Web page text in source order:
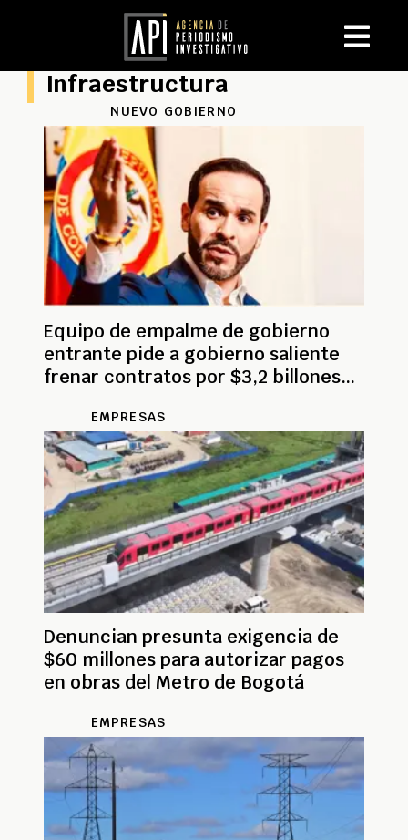
Infraestructura
NUEVO GOBIERNO
Equipo de empalme de gobierno
entrante pide a gobierno saliente
frenar contratos por $3,2 billones
EMPRESAS
Denuncian presunta exigencia de
$60 millones para autorizar pagos
en obras del Metro de Bogotá
EMPRESAS